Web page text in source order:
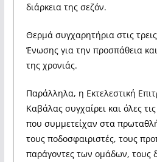
διάρκεια της σεζόν.
Θερμά συγχαρητήρια στις
Ένωσης για την προσπάθεια
της χρονιάς.
Παράλληλα, η Εκτελεστική
Καβάλας συγχαίρει και όλες
που συμμετείχαν στα
τους ποδοσφαιριστές, τους
παράγοντες των ομάδων, τους